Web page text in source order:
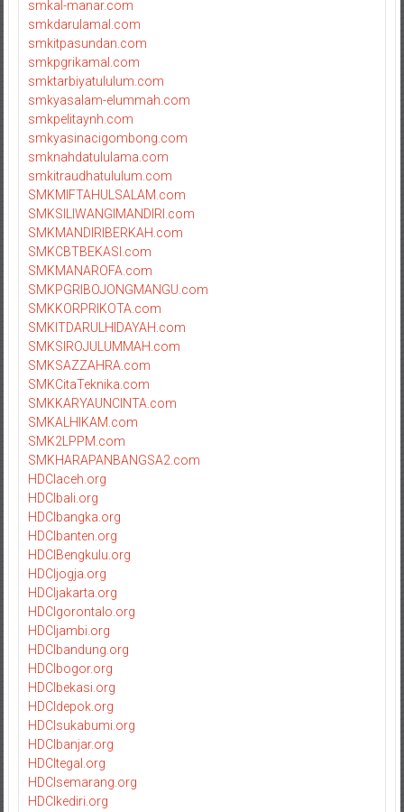
smkal-manar.com
smkdarulamal.com
smkitpasundan.com
smkpgrikamal.com
smktarbiyatululum.com
smkyasalam-elummah.com
smkpelitaynh.com
smkyasinacigombong.com
smknahdatululama.com
smkitraudhatululum.com
SMKMIFTAHULSALAM.com
SMKSILIWANGIMANDIRI.com
SMKMANDIRIBERKAH.com
SMKCBTBEKASI.com
SMKMANAROFA.com
SMKPGRIBOJONGMANGU.com
SMKKORPRIKOTA.com
SMKITDARULHIDAYAH.com
SMKSIROJULUMMAH.com
SMKSAZZAHRA.com
SMKCitaTeknika.com
SMKKARYAUNCINTA.com
SMKALHIKAM.com
SMK2LPPM.com
SMKHARAPANBANGSA2.com
HDCIaceh.org
HDCIbali.org
HDCIbangka.org
HDCIbanten.org
HDCIBengkulu.org
HDCIjogja.org
HDCIjakarta.org
HDCIgorontalo.org
HDCIjambi.org
HDCIbandung.org
HDCIbogor.org
HDCIbekasi.org
HDCIdepok.org
HDCIsukabumi.org
HDCIbanjar.org
HDCItegal.org
HDCIsemarang.org
HDCIkediri.org